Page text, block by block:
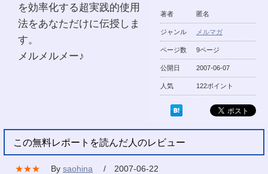
著者 匿名
ジャンル メルマガ
ページ数 9ページ
公開日 2007-06-07
人気 122ポイント
を効率化する超実践的使用
法をあなただけに伝授しま
す。
メルメルメー♪
この無料レポートを読んだ人のレビュー
★★★ By saohina
/ 2007-06-22